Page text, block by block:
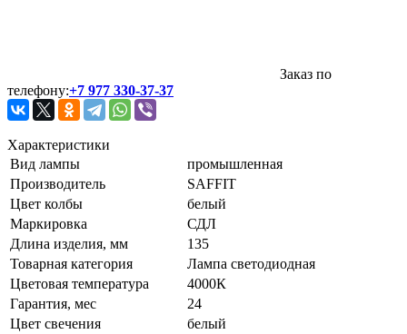
Заказ по
телефону:+7 977 330-37-37
Характеристики
Вид лампы
промышленная
Производитель
SAFFIT
Цвет колбы
белый
Маркировка
СДЛ
Длина изделия, мм
135
Товарная категория
Лампа светодиодная
Цветовая температура
4000К
Гарантия, мес
24
Цвет свечения
белый